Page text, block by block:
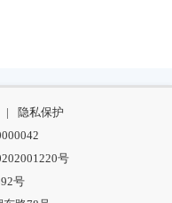
|
隐私保护
号
号